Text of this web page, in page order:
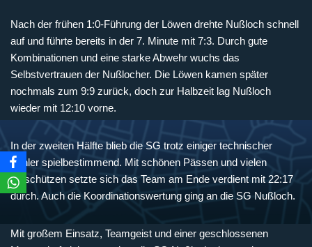
Nach der frühen 1:0-Führung der Löwen drehte Nußloch schnell
auf und führte bereits in der 7. Minute mit 7:3. Durch gute
Kombinationen und eine starke Abwehr wuchs das
Selbstvertrauen der Nußlocher. Die Löwen kamen später
nochmals zum 9:9 zurück, doch zur Halbzeit lag Nußloch
wieder mit 12:10 vorne.
In der zweiten Hälfte blieb die SG trotz einiger technischer
Fehler spielbestimmend. Mit schönen Pässen und vielen
Torschützen setzte sich das Team am Ende verdient mit 22:17
durch. Auch die Koordinationswertung ging an die SG Nußloch.
Mit großem Einsatz, Teamgeist und einer geschlossenen